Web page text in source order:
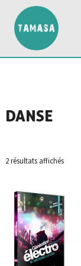
DANSE
2 résultats affichésTrié
récent
plus
ancien